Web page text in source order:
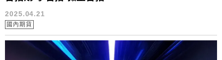
2025.04.21
國內期貨